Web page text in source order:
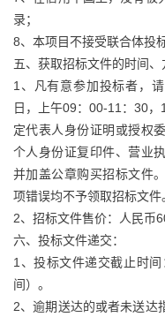
录；
8、本项目不接受联合体投标
五、获取招标文件的时间、
1、凡有意参加投标者，
日，上午09：00-11：30
定代表人身份证明或授权
个人身份证复印件、营业
并加盖公章购买招标文件
项错误均不予领取招标文件
2、招标文件售价：人民币
六、投标文件递交：
1、投标文件递交截止时
间）。
2、逾期送达的或者未送达